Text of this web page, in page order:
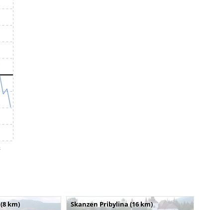
km) Skanzen Pribylina (16 km)